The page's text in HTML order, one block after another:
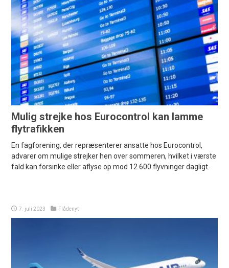
Mulig strejke hos Eurocontrol kan lamme
flytrafikken
En fagforening, der repræsenterer ansatte hos Eurocontrol,
advarer om mulige strejker hen over sommeren, hvilket i værste
fald kan forsinke eller aflyse op mod 12.600 flyvninger dagligt.
7. juli 2023 Flådenyt